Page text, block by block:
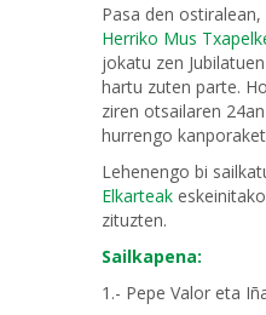
Pasa den
Herriko Mus
jokatu zen
hartu zuten parte.
ziren otsailaren
hurrengo
Lehenengo bi
Elkarteak
zituzten.
Sailkapena:
1.- Pepe Valor eta